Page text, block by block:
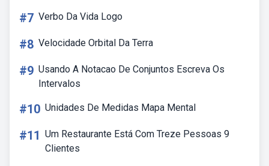
#7 Verbo Da Vida Logo
#8 Velocidade Orbital Da Terra
#9 Usando A Notacao De Conjuntos Escreva Os
Intervalos
#10 Unidades De Medidas Mapa Mental
#11 Um Restaurante Está Com Treze Pessoas 9
Clientes